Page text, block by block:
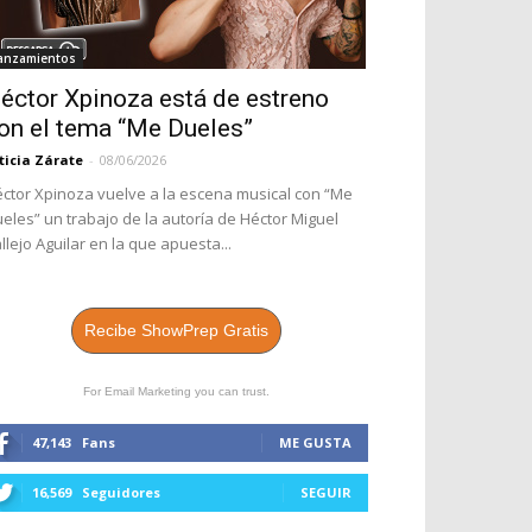
Xpinoza está de estreno
el tema “Me Dueles”
Zárate - 08/06/2026
Xpinoza vuelve a la escena musical con “Me
un trabajo de la autoría de Héctor Miguel
Aguilar en la que apuesta...
Recibe ShowPrep Gratis
For Email Marketing you can trust.
47,143 Fans ME GUSTA
16,569 Seguidores SEGUIR